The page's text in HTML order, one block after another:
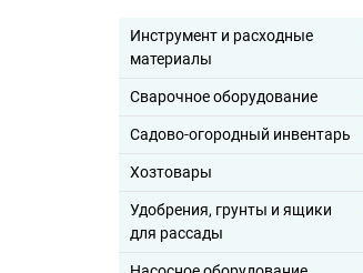
Инструмент и расходные
материалы
Сварочное оборудование
Садово-огородный инвентарь
Хозтовары
Удобрения, грунты и ящики
для рассады